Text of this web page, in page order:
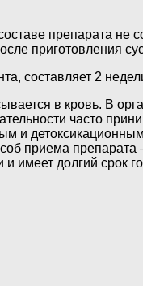
препарата не
приготовления
составляет 2
в кровь. В
часто
и
приема препарата
имеет долгий срок